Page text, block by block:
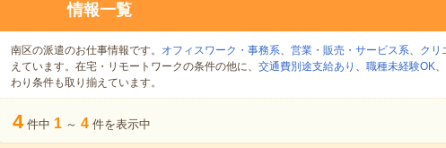
情報一覧
南区の派遣のお仕事情報です。 オフィスワーク・事務系、 営業・販売・サービス系、 クリ
えています。在宅・リモートワークの条件の他に、 交通費別途支給あり 、 職種未経験OK、
わり条件も取り揃えています。
4 件中 1 ～ 4 件を表示中